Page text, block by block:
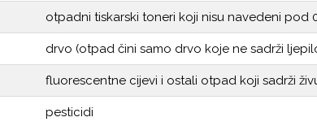
otpadni tiskarski toneri koji nisu navedeni pod
drvo (otpad čini samo drvo koje ne sadrži
fluorescentne cijevi i ostali otpad koji sadrži
pesticidi